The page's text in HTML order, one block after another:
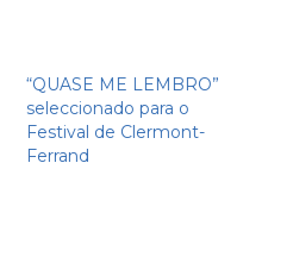
“QUASE ME LEMBRO”
seleccionado para o
Festival de Clermont-
Ferrand